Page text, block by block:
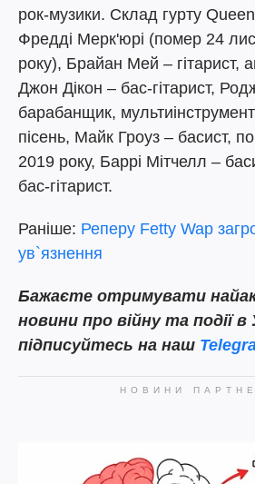
рок-музики. Склад гурту
Фредді Мерк'юрі (помер 24
року), Брайан Мей – гітарист,
Джон Дікон – бас-гітарист,
барабанщик,
пісень, Майк Гроуз – басист,
2019 року, Баррі Мітчелл –
бас-гітарист.
Раніше: Реперу Fetty Wap
ув`язнення
Бажаєте отримувати
новини про війну та події в
підписуйтесь на наш